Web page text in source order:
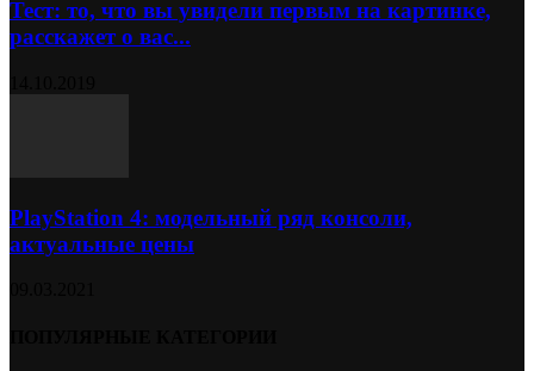
Тест: то, что вы увидели первым на картинке,
расскажет о вас...
PlayStation 4: модельный ряд консоли,
актуальные цены